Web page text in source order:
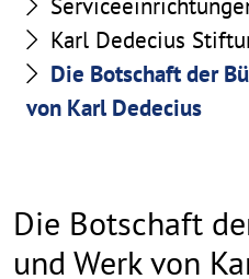
Karl Dedecius
Die Botschaft der
von Karl Dedecius
Die Botschaft
und Werk von